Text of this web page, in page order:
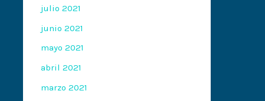
julio 2021
junio 2021
mayo 2021
abril 2021
marzo 2021